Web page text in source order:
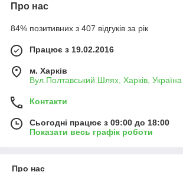
Про нас
84% позитивних з 407 відгуків за рік
Працює з 19.02.2016
м. Харків
Вул.Полтавський Шлях, Харків, Україна
Контакти
Сьогодні працює з 09:00 до 18:00
Показати весь графік роботи
Про нас